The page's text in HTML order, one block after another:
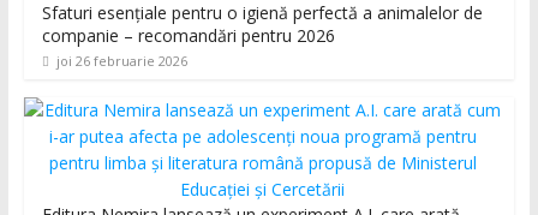
Sfaturi esențiale pentru o igienă perfectă a animalelor de
companie – recomandări pentru 2026
joi 26 februarie 2026